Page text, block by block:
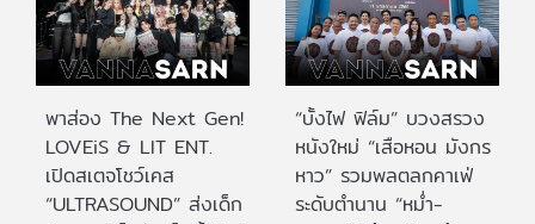
พาส่อง The Next Gen!
LOVEiS & LIT ENT.
เปิดสเตจโชว์เคส
“ULTRASOUND” ส่งเด็ก
“บั้งไฟ ฟิล์ม” บวงสรวง
หนังใหม่ “เสือหอน มังกร
หาว” รวมพลตลกคาเฟ่
ระดับตำนาน “หม่ำ-